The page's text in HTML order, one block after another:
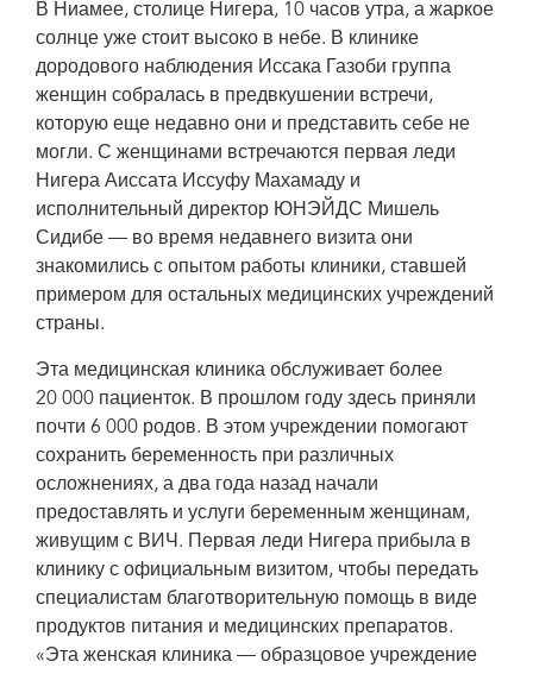
В Ниамее, столице Нигера, 10 часов утра, а жаркое
солнце уже стоит высоко в небе. В клинике
дородового наблюдения Иссака Газоби группа
женщин собралась в предвкушении встречи,
которую еще недавно они и представить себе не
могли. С женщинами встречаются первая леди
Нигера Аиссата Иссуфу Махамаду и
исполнительный директор ЮНЭЙДС Мишель
Сидибе — во время недавнего визита они
знакомились с опытом работы клиники, ставшей
примером для остальных медицинских учреждений
страны.
Эта медицинская клиника обслуживает более
20 000 пациенток. В прошлом году здесь приняли
почти 6 000 родов. В этом учреждении помогают
сохранить беременность при различных
осложнениях, а два года назад начали
предоставлять и услуги беременным женщинам,
живущим с ВИЧ. Первая леди Нигера прибыла в
клинику с официальным визитом, чтобы передать
специалистам благотворительную помощь в виде
продуктов питания и медицинских препаратов.
«Эта женская клиника — образцовое учреждение